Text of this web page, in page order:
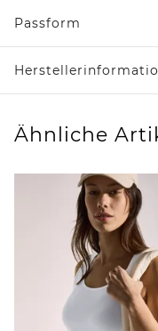
Passform
Ähnliche